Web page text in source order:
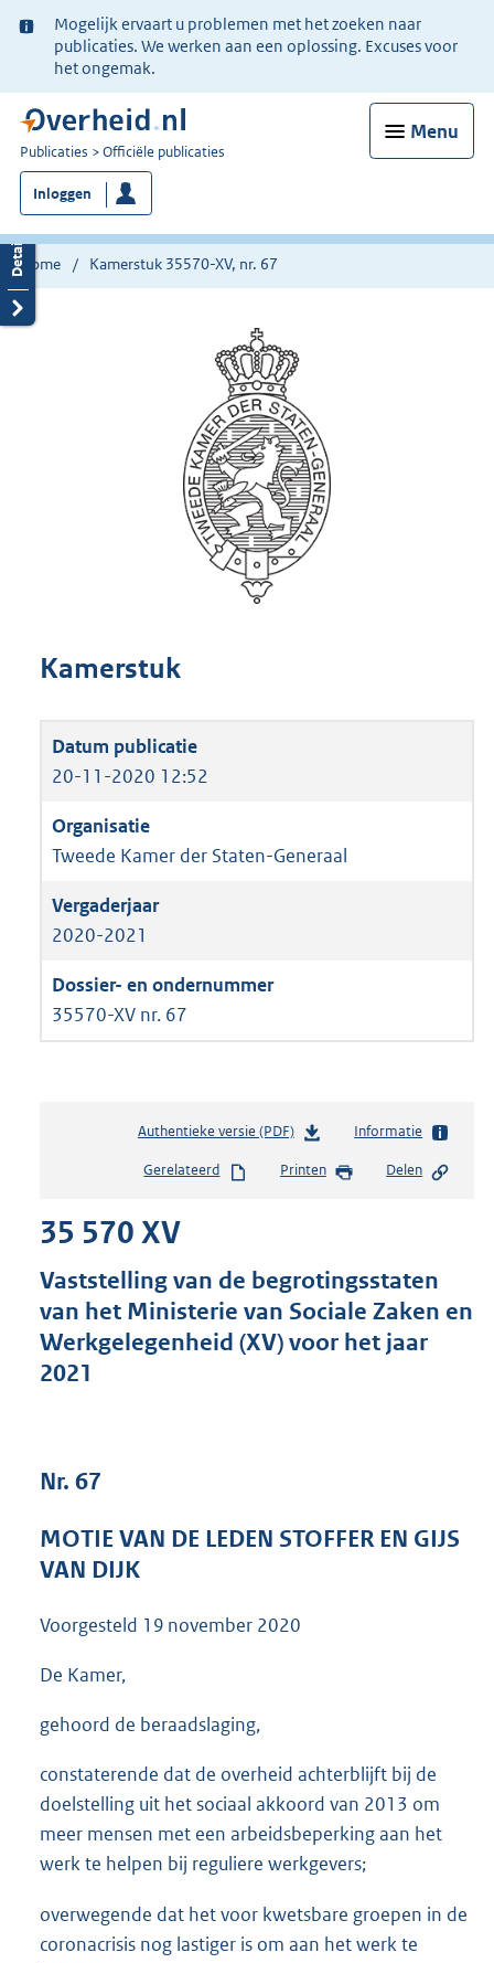
Ter
informatie:
Mogelijk ervaart u problemen met het zoeken naar
publicaties. We werken aan een oplossing. Excuses voor
het ongemak.
Menu
U
bent
nu
hier:
Publicaties Officiële publicaties
Inloggen
Home Kamerstuk 35570-XV, nr. 67
Kamerstuk
20-11-2020 12:52
Tweede Kamer der Staten-Generaal
2020-2021
35570-XV nr. 67
Authentieke versie (PDF)b
s
s
g
r
K
Informatie
Gerelateerd Printen Delen
35 570 XV
Vaststelling van de begrotingsstaten
van het Ministerie van Sociale Zaken en
Werkgelegenheid (XV) voor het jaar
2021
Nr. 67
MOTIE VAN DE LEDEN STOFFER EN GIJS
VAN DIJK
Voorgesteld 19 november 2020
De Kamer,
gehoord de beraadslaging,
constaterende dat de overheid achterblijft bij de
doelstelling uit het sociaal akkoord van 2013 om
meer mensen met een arbeidsbeperking aan het
werk te helpen bij reguliere werkgevers;
overwegende dat het voor kwetsbare groepen in de
coronacrisis nog lastiger is om aan het werk te